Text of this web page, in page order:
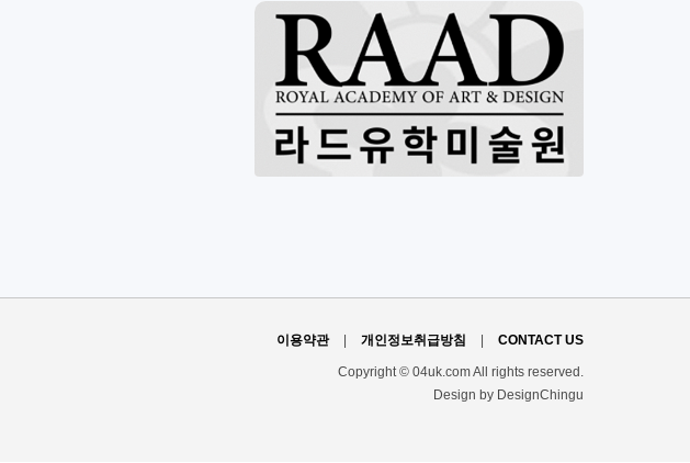
이용약관 | 개인정보취급방침 | CONTACT US
Copyright © 04uk.com All rights reserved.
Design by DesignChingu